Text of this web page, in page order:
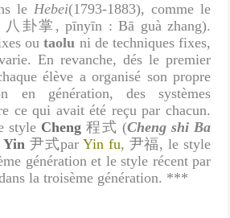
le Hebei(1793-1883), comme le
八卦掌, pīnyīn : Bā guà zhang).
outaolu ni de techniques fixes,
En revanche, dés le premier
élève a organisé son propre
en génération, des systèmes
ce qui avait été reçu par chacun.
style Cheng程式 (Cheng shi Ba
Yin尹式par Yin fu, 尹福, le style
génération et le style récent par
la troisème génération. ***